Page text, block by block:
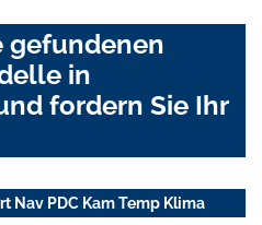
gefundenen
in
fordern Sie Ihr
Nav PDC Kam Temp Klima